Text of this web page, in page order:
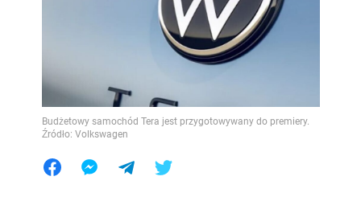
Budżetowy samochód Tera jest przygotowywany do premiery.
Źródło: Volkswagen